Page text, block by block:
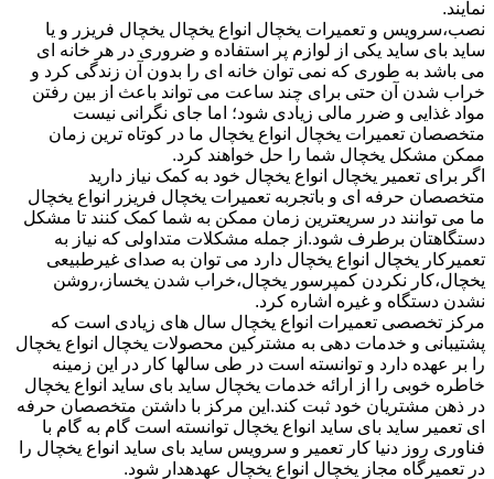
نمایند.
نصب،سرویس و تعمیرات یخچال انواع یخچال یخچال فریزر و یا
ساید بای ساید یکی از لوازم پر استفاده و ضروری در هر خانه ای
می باشد به طوری که نمی توان خانه ای را بدون آن زندگی کرد و
خراب شدن آن حتی برای چند ساعت می تواند باعث از بین رفتن
مواد غذایی و ضرر مالی زیادی شود؛ اما جای نگرانی نیست
متخصصان تعمیرات یخچال انواع یخچال ما در کوتاه ترین زمان
ممکن مشکل یخچال شما را حل خواهند کرد.
اگر برای تعمیر یخچال انواع یخچال خود به کمک نیاز دارید
متخصصان حرفه ای و باتجربه تعمیرات یخچال فریزر انواع یخچال
ما می توانند در سریعترین زمان ممکن به شما کمک کنند تا مشکل
دستگاهتان برطرف شود.از جمله مشکلات متداولی که نیاز به
تعمیرکار یخچال انواع یخچال دارد می توان به صدای غیرطبیعی
یخچال،کار نکردن کمپرسور یخچال،خراب شدن یخساز،روشن
نشدن دستگاه و غیره اشاره کرد.
مرکز تخصصی تعمیرات انواع یخچال سال های زیادی است که
پشتیبانی و خدمات دهی به مشترکین محصولات یخچال انواع یخچال
را بر عهده دارد و توانسته است در طی سالها کار در این زمینه
خاطره خوبی را از ارائه خدمات یخچال ساید بای ساید انواع یخچال
در ذهن مشتریان خود ثبت کند.این مرکز با داشتن متخصصان حرفه
ای تعمیر ساید بای ساید انواع یخچال توانسته است گام به گام با
فناوری روز دنیا کار تعمیر و سرویس ساید بای ساید انواع یخچال را
در تعمیرگاه مجاز یخچال انواع یخچال عهدهدار شود.